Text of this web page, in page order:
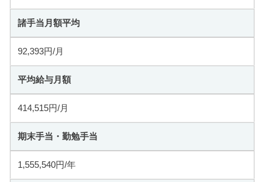
諸手当月額平均
92,393円/月
平均給与月額
414,515円/月
期末手当・勤勉手当
1,555,540円/年